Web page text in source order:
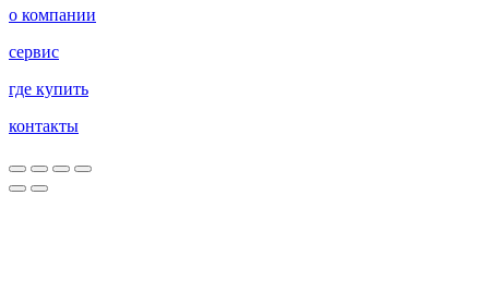
о компании
сервис
где купить
контакты